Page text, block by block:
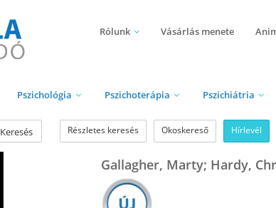
Rólunk Vásárlás menete
Pszichológia Pszichoterápia Pszichiátria
Keresés Részletes keresés Okoskereső Hírlevél
Gallagher, Marty; Hardy,